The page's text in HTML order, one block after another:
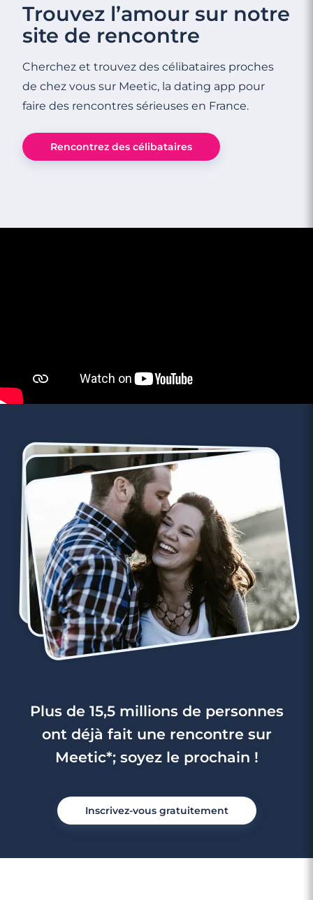
Trouvez l’amour sur notre
site de rencontre
Cherchez et trouvez des célibataires proches
de chez vous sur Meetic, la dating app pour
faire des rencontres sérieuses en France.
Rencontrez des célibataires
Plus de 15,5 millions de personnes
ont déjà fait une rencontre sur
Meetic*; soyez le prochain !
Inscrivez-vous gratuitement